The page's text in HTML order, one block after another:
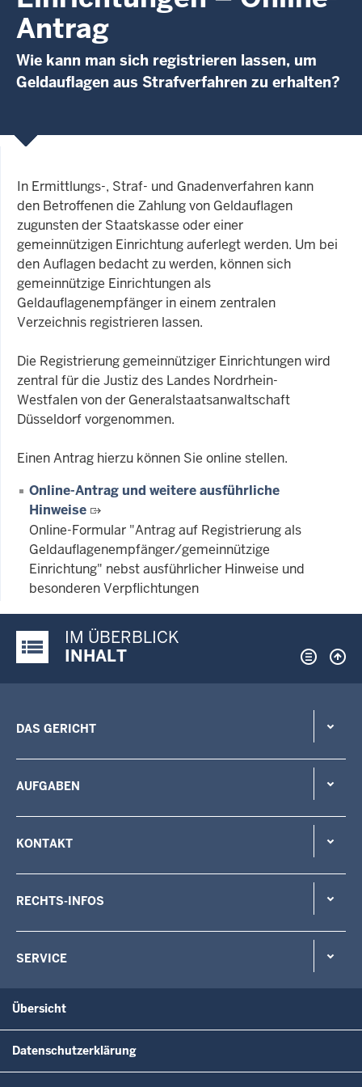
Antrag
Wie kann man sich registrieren lassen, um
Geldauflagen aus Strafverfahren zu erhalten?
In Ermittlungs-, Straf- und Gnadenverfahren kann
den Betroffenen die Zahlung von Geldauflagen
zugunsten der Staatskasse oder einer
gemeinnützigen Einrichtung auferlegt werden. Um bei
den Auflagen bedacht zu werden, können sich
gemeinnützige Einrichtungen als
Geldauflagenempfänger in einem zentralen
Verzeichnis registrieren lassen.
Die Registrierung gemeinnütziger Einrichtungen wird
zentral für die Justiz des Landes Nordrhein-
Westfalen von der Generalstaatsanwaltschaft
Düsseldorf vorgenommen.
Einen Antrag hierzu können Sie online stellen.
Online-Antrag und weitere ausführliche
Hinweise
Online-Formular "Antrag auf Registrierung als
Geldauflagenempfänger/gemeinnützige
Einrichtung" nebst ausführlicher Hinweise und
besonderen Verpflichtungen
Justiz-Portal im Überblick:
IM ÜBERBLICK
INHALT
DAS GERICHT
AUFGABEN
KONTAKT
RECHTS-INFOS
SERVICE
Übersicht
Datenschutzerklärung